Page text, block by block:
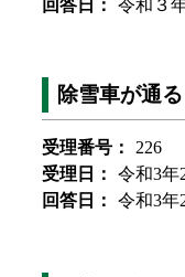
回答日：
令和３
除雪車が通
受理番号：
226
受理日：
令和3年
回答日：
令和3年